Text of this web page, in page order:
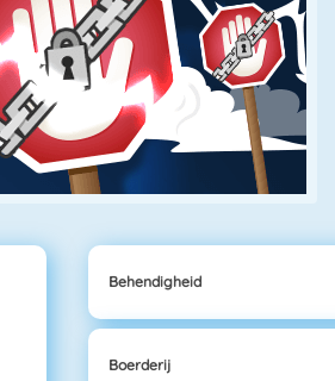
Behendigheid
Boerderij